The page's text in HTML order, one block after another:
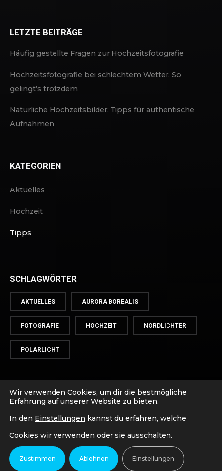
LETZTE BEITRÄGE
Häufig gestellte Fragen zur Hochzeitsfotografie
Hochzeitsfotografie bei schlechtem Wetter: So
gelingt’s trotzdem
Natürliche Hochzeitsbilder: Tipps für authentische
Aufnahmen
KATEGORIEN
Aktuelles
Hochzeit
Tipps
SCHLAGWÖRTER
AKTUELLES AURORA BOREALIS
FOTOGRAFIE HOCHZEIT NORDLICHTER
POLARLICHT
ZURÜCK NACH
OBEN
COPYRIGHT © 2018-2024 LSCUTS - MAGIC IN MOTION. ALL
RIGHTS RESERVED
Wir verwenden Cookies, um dir die bestmögliche
Erfahrung auf unserer Website zu bieten.
In den Einstellungen kannst du erfahren, welche
Cookies wir verwenden oder sie ausschalten.
Zustimmen Ablehnen Einstellungen